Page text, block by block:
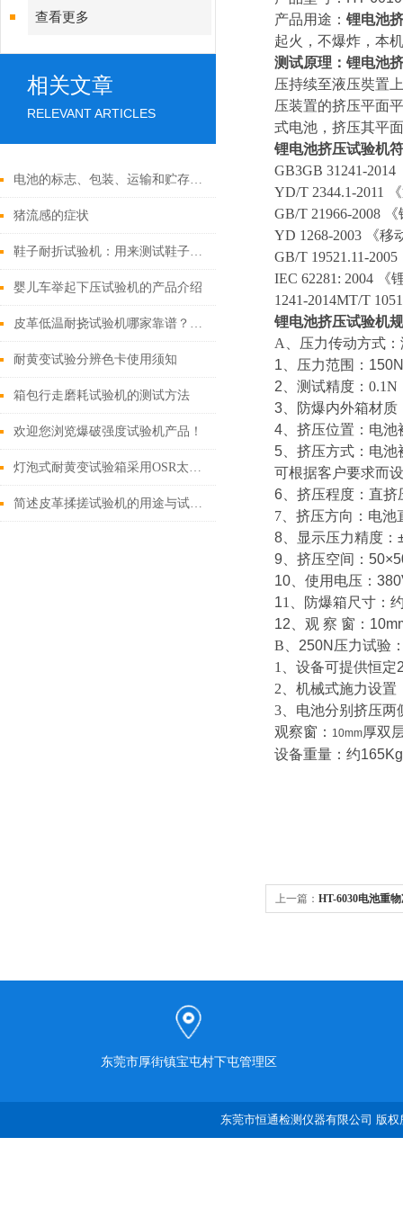
查看更多
相关文章
RELEVANT ARTICLES
电池的标志、包装、运输和贮存应在哪些范围？
猪流感的症状
鞋子耐折试验机：用来测试鞋子的耐久性和品质
婴儿车举起下压试验机的产品介绍
皮革低温耐挠试验机哪家靠谱？2026行业优秀企业盘点
耐黄变试验分辨色卡使用须知
箱包行走磨耗试验机的测试方法
欢迎您浏览爆破强度试验机产品！
灯泡式耐黄变试验箱采用OSR太阳灯制造!
简述皮革揉搓试验机的用途与试验方法
产品用途： 锂电池
起火，不爆炸，本
测试原理：锂电池
压持续至液压奘置
压装置的挤压平面
式电池，挤压其平
锂电池挤压试验机符
GB3GB 31241-2014
YD/T 2344.1-2011
GB/T 21966-2008
YD 1268-2003
《
GB/T 19521.11-2005
IEC 62281: 2004
《
1241-2014MT/T
锂电池挤压试验机
A
压力传动方式
1 、压力范围：
2 、测试精度： 0.1N
3 、防爆内外箱材质
4
挤压位置：电池
5
挤压方式： 电池
可根据客户要求而
6 、挤压程度：直挤
7 、挤压方向： 电池
8 、显示压力精度：
9 、挤压空间：
10 、使用电压：
11
防爆箱尺寸：
12 、观 察 窗：
B
250N 压力试验
1
设备可提供恒定
2
机械式施力设置
3
电池分别挤压两
观察窗： 10mm厚双
设备重量：约165Kg
上一篇： HT-6030电池重
东莞市厚街镇宝屯村下屯管理区
东莞市恒通检测仪器有限公司 版